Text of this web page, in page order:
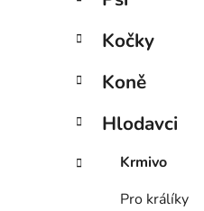
s
r
n
n
í
kategorie
a
e
o
i
Kočky
Koně
Hlodavci
Krmivo
Pro králíky